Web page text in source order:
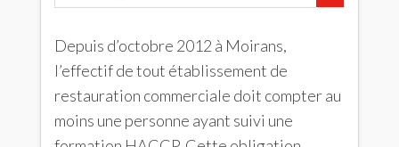
Depuis d’octobre 2012 à Moirans,
l’effectif de tout établissement de
restauration commerciale doit compter au
moins une personne ayant suivi une